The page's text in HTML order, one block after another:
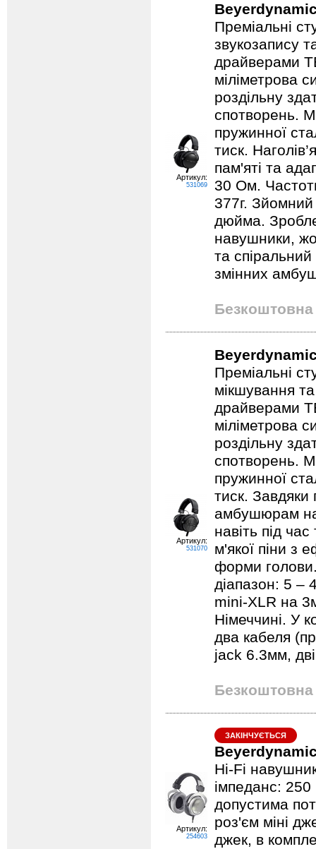
Артикул:
531069
Преміальні
звукозапису
драйверами
міліметрова
роздільну
спотворень.
пружинної
тиск.
пам'яті та
30 Ом.
377г.
дюйма.
навушники,
та
змінних
Безкоштовна
Артикул:
531070
Преміальні
мікшування
драйверами
міліметрова
роздільну
спотворень.
пружинної
тиск.
амбушюрам
навіть під
м'якої піни з
форми
діапазон: 5 –
mini-XLR на
Німеччині. У
два кабеля
jack 6.3мм,
Безкоштовна
Артикул:
254603
ЗАКІНЧУЄТЬСЯ
Hi-Fi
імпеданс:
допустима
роз'єм міні
джек, в